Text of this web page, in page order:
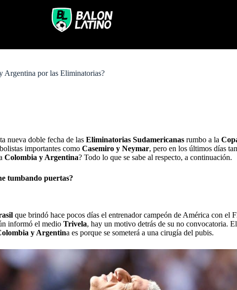
Argentina por las Eliminatorias?
nueva doble fecha de las Eliminatorias Sudamericanas rumbo a la
importantes como Casemiro y Neymar, pero en los últimos días
Colombia y Argentina? Todo lo que se sabe al respecto, a continuación.
tumbando puertas?
que brindó hace pocos días el entrenador campeón de América con el
informó el medio Trivela, hay un motivo detrás de su no convocatoria.
y Argentina es porque se someterá a una cirugía del pubis.